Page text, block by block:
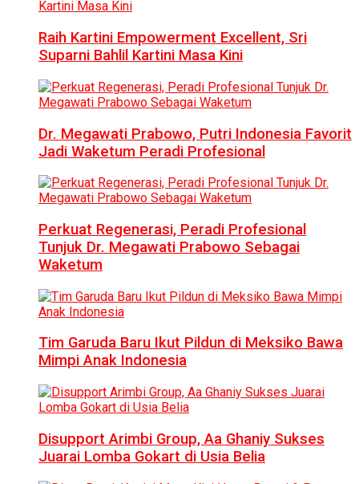
Raih Kartini Empowerment Excellent, Sri
Suparni Bahlil Kartini Masa Kini
Dr. Megawati Prabowo, Putri Indonesia Favorit
Jadi Waketum Peradi Profesional
Perkuat Regenerasi, Peradi Profesional
Tunjuk Dr. Megawati Prabowo Sebagai
Waketum
Tim Garuda Baru Ikut Pildun di Meksiko Bawa
Mimpi Anak Indonesia
Disupport Arimbi Group, Aa Ghaniy Sukses
Juarai Lomba Gokart di Usia Belia